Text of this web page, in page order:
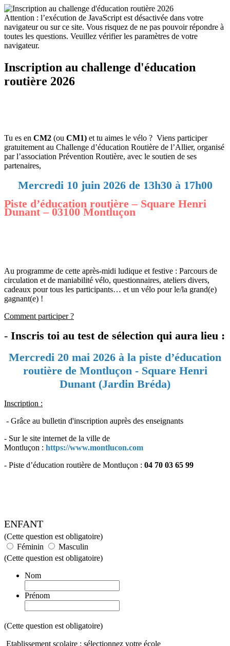
Attention : l’exécution de JavaScript est désactivée dans votre
navigateur ou sur ce site. Vous risquez de ne pas pouvoir répondre à
toutes les questions. Veuillez vérifier les paramètres de votre
navigateur.
Inscription au challenge d'éducation
routière 2026
Tu es en CM2 (ou CM1) et tu aimes le vélo ? Viens participer
gratuitement au Challenge d’éducation Routière de l’Allier, organisé
par l’association Prévention Routière, avec le soutien de ses
partenaires,
Mercredi 10 juin 2026 de 13h30 à 17h00
Piste d’éducation routière – Square Henri
Dunant – 03100 Montluçon
Au programme de cette après-midi ludique et festive : Parcours de
circulation et de maniabilité vélo, questionnaires, ateliers divers,
cadeaux pour tous les participants… et un vélo pour le/la grand(e)
gagnant(e) !
Comment participer ?
- Inscris toi au test de sélection qui aura lieu :
Mercredi 20 mai 2026 à la piste d’éducation
routière de Montluçon - Square Henri
Dunant (Jardin Bréda)
Inscription :
- Grâce au bulletin d'inscription auprès des enseignants
- Sur le site internet de la ville de
Montluçon : https://www.montlucon.com
- Piste d’éducation routière de Montluçon : 04 70 03 65 99
ENFANT
(Cette question est obligatoire)
Féminin
Masculin
(Cette question est obligatoire)
Nom
Prénom
(Cette question est obligatoire)
Etablissement scolaire : sélectionnez votre école